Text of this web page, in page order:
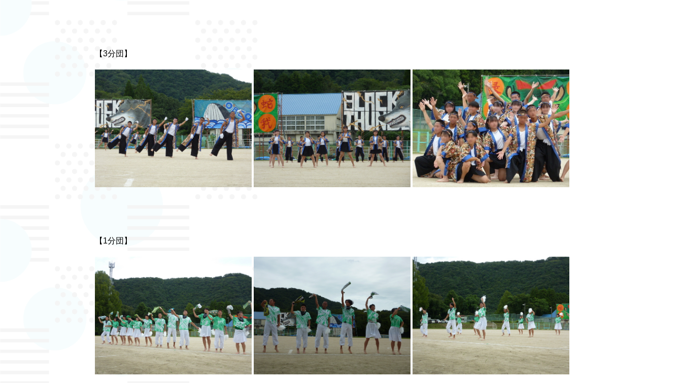
【3分団】
【1分団】